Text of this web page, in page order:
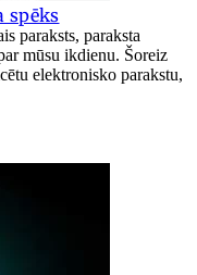
spēks
paraksts, paraksta
mūsu ikdienu. Šoreiz
elektronisko parakstu,